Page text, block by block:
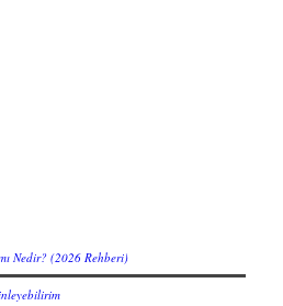
Nedir? (2026 Rehberi)